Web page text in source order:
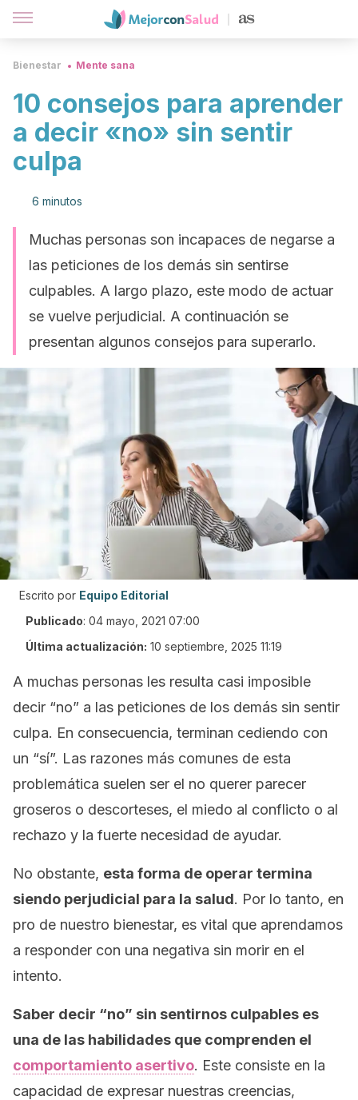
Bienestar Mente sana
10 consejos para aprender
a decir «no» sin sentir
culpa
6 minutos
Muchas personas son incapaces de negarse a
las peticiones de los demás sin sentirse
culpables. A largo plazo, este modo de actuar
se vuelve perjudicial. A continuación se
presentan algunos consejos para superarlo.
Escrito por Equipo Editorial
Publicado: 04 mayo, 2021 07:00
Última actualización: 10 septiembre, 2025 11:19
A muchas personas les resulta casi imposible
decir “no” a las peticiones de los demás sin sentir
culpa. En consecuencia, terminan cediendo con
un “sí”. Las razones más comunes de esta
problemática suelen ser el no querer parecer
groseros o descorteses, el miedo al conflicto o al
rechazo y la fuerte necesidad de ayudar.
No obstante, esta forma de operar termina
siendo perjudicial para la salud. Por lo tanto, en
pro de nuestro bienestar, es vital que aprendamos
a responder con una negativa sin morir en el
intento.
Saber decir “no” sin sentirnos culpables es
una de las habilidades que comprenden el
comportamiento asertivo. Este consiste en la
capacidad de expresar nuestras creencias,